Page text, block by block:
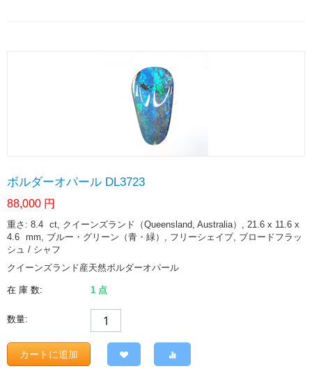
ボルダーオパール DL3723
88,000 円
重さ: 8.4 ct, クイーンズランド（Queensland, Australia）, 21.6 x 11.6 x
4.6 mm, ブルー・グリーン（青・緑）, フリーシェイプ, ブロードフラッ
シュ / シャフ
クイーンズランド産天然ボルダーオパール
在 庫 数: 1 点
数量:
カートに追加